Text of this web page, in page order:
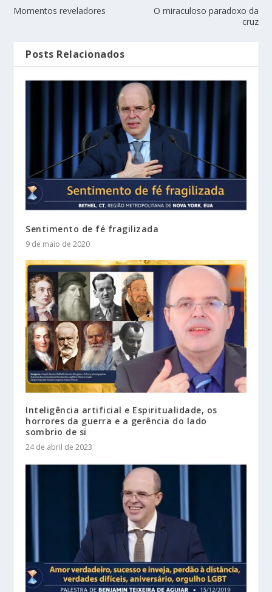
Momentos reveladores
O miraculoso paradoxo da
cruz
Posts Relacionados
Sentimento de fé fragilizada
9 de maio de 2020
Inteligência artificial e Espiritualidade, os
horrores da guerra e a gerência do lado
sombrio de si
24 de abril de 2023